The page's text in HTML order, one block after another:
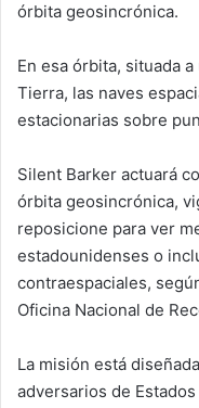
órbita geosincrónica.
En esa órbita, situada
Tierra, las naves
estacionarias sobre
Silent Barker actuará
órbita geosincrónica,
reposicione para ver
estadounidenses o
contraespaciales,
Oficina Nacional de
La misión está
adversarios de